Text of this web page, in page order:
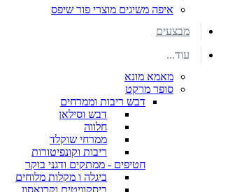
איפה משיגים מוצרי פור שיפס
מבצעים
עוד...
מאמא מונא
סופר מרקט
דבש ריבות וממרחים
דבש וסילאן
חלווה
ממרחי שוקלד
ריבות וקונפיטורות
חטיפים - ממתקים ודגני בוקר
ביגלה ו מקלות מלוחים
ביסקוויטים וקרואסון